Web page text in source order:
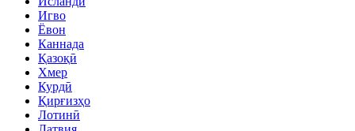
Игво
Ёвон
Каннада
Қазоқӣ
Хмер
Курдӣ
Қирғизҳо
Лотинӣ